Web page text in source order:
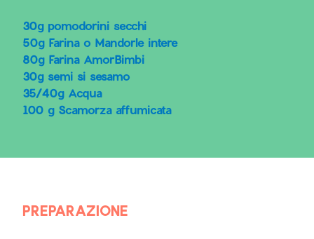
30g pomodorini secchi
50g Farina o Mandorle intere
80g Farina AmorBimbi
30g semi si sesamo
35/40g Acqua
100 g Scamorza affumicata
PREPARAZIONE